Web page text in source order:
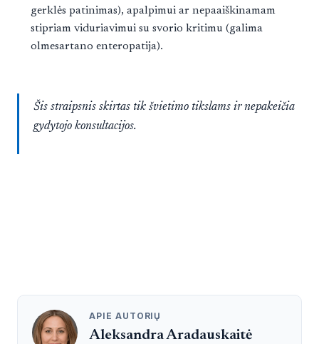
gerklės patinimas), apalpimui ar nepaaiškinamam
stipriam viduriavimui su svorio kritimu (galima
olmesartano enteropatija).
Šis straipsnis skirtas tik švietimo tikslams ir nepakeičia
gydytojo konsultacijos.
APIE AUTORIŲ
Aleksandra Aradauskaitė